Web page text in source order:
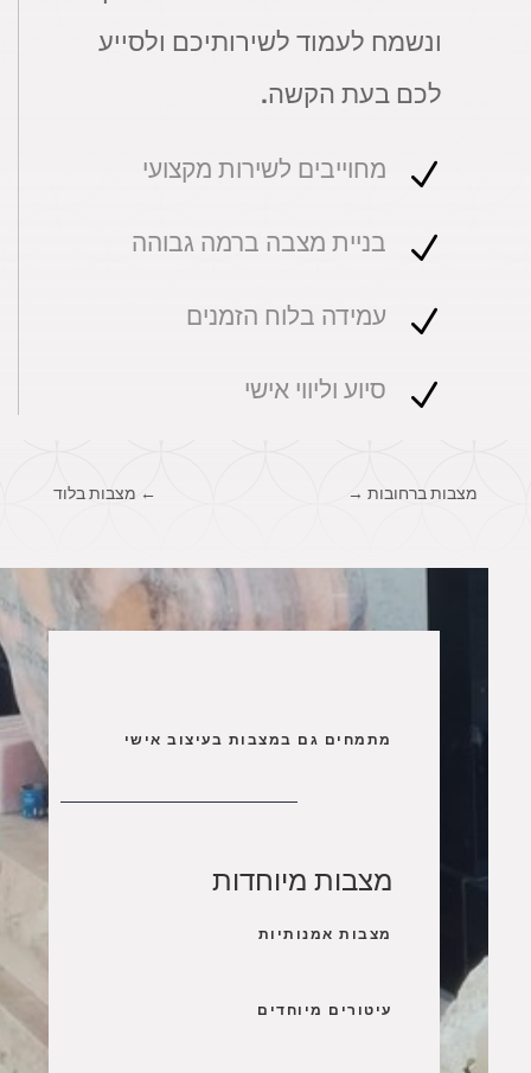
ונשמח לעמוד לשירותיכם ולסייע
לכם בעת הקשה.
N מחוייבים לשירות מקצועי
N בניית מצבה ברמה גבוהה
N עמידה בלוח הזמנים
N סיוע וליווי אישי
← מצבות בלוד מצבות ברחובות→
מתמחים גם במצבות בעיצוב אישי
מצבות מיוחדות
מצבות אמנותיות
עיטורים מיוחדים